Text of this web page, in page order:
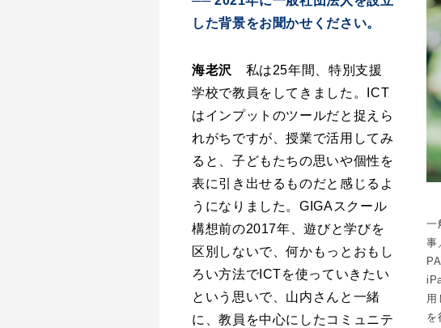
一
事
用
を
した背景をお聞かせください。
海老沢 私は25年間、特別支援
学校で教員をしてきました。ICT
はインプットのツールだと捉えら
れがちですが、授業で活用してみ
ると、子どもたちの思いや個性を
表に引き出せるものだと感じるよ
うになりました。GIGAスクール
構想前の2017年、遊びと学びを
区別しないで、何かもっとおもし
ろい方法でICTを使っていきたい
という思いで、山内さんと一緒
に、教員を中心にしたコミュニテ